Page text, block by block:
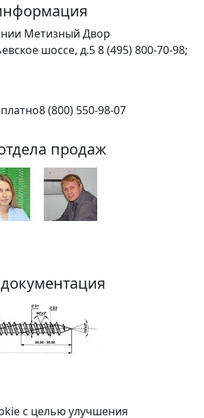
Метизный Двор
шоссе, д.58 (495) 800-70-98;
8 (800) 550-98-07
продаж
с целью улучшения